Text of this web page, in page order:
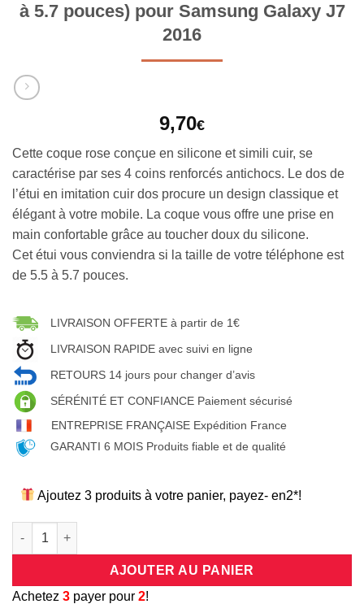
à 5.7 pouces) pour Samsung Galaxy J7
2016
9,70€
Cette coque rose conçue en silicone et simili cuir, se
caractérise par ses 4 coins renforcés antichocs. Le dos de
l’étui en imitation cuir dos procure un design classique et
élégant à votre mobile. La coque vous offre une prise en
main confortable grâce au toucher doux du silicone.
Cet étui vous conviendra si la taille de votre téléphone est
de 5.5 à 5.7 pouces.
LIVRAISON OFFERTE à partir de 1€
LIVRAISON RAPIDE avec suivi en ligne
RETOURS 14 jours pour changer d’avis
SÉRÉNITÉ ET CONFIANCE Paiement sécurisé
ENTREPRISE FRANÇAISE Expédition France
GARANTI 6 MOIS Produits fiable et de qualité
Ajoutez 3 produits à votre panier, payez- en2*!
quantité de Coque universelle antichocs silicone/cuir rose
AJOUTER AU PANIER
Achetez 3 payer pour 2!